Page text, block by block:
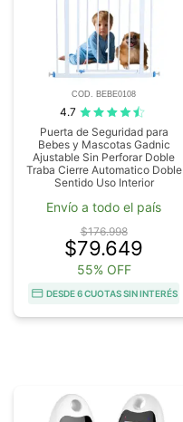
COD. BEBE0108
4.7
Puerta de Seguridad para
Bebes y Mascotas Gadnic
Ajustable Sin Perforar Doble
Traba Cierre Automatico Doble
Sentido Uso Interior
Envío a todo el país
$176.998
$79.649
55% OFF
DESDE 6 CUOTAS SIN INTERÉS